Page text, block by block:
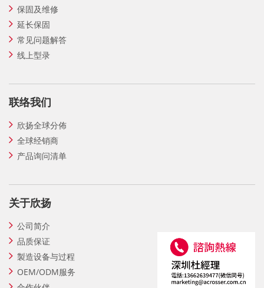
保固及维修
延长保固
常见问题解答
线上型录
联络我们
欣扬全球分佈
全球经销商
产品询问清单
关于欣扬
公司简介
品质保证
製造设备与过程
OEM/ODM服务